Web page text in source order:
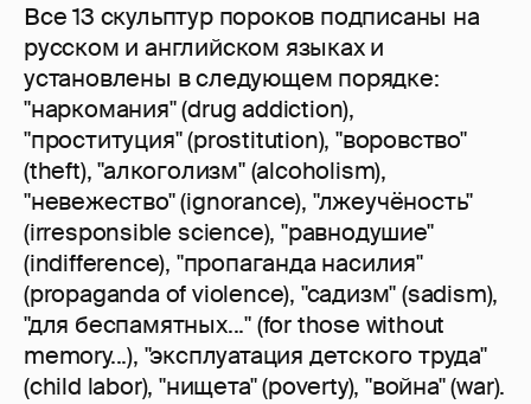
Все 13 скульптур пороков подписаны на
русском и английском языках и
установлены в следующем порядке:
"наркомания" (drug addiction),
"проституция" (prostitution), "воровство"
(theft), "алкоголизм" (alcoholism),
"невежество" (ignorance), "лжеучёность"
(irresponsible science), "равнодушие"
(indifference), "пропаганда насилия"
(propaganda of violence), "садизм" (sadism),
"для беспамятных..." (for those without
memory...), "эксплуатация детского труда"
(child labor), "нищета" (poverty), "война" (war).